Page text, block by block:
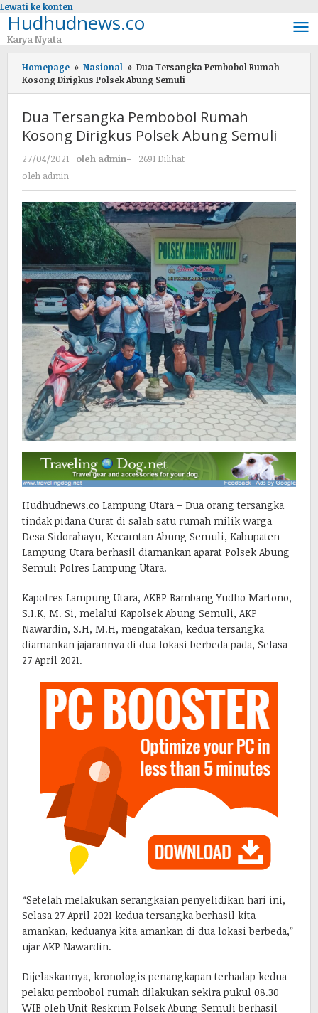
Lewati ke konten
Hudhudnews.co
Karya Nyata
Homepage » Nasional » Dua Tersangka Pembobol Rumah
Kosong Dirigkus Polsek Abung Semuli
Dua Tersangka Pembobol Rumah
Kosong Dirigkus Polsek Abung Semuli
27/04/2021 oleh admin-
2691 Dilihat
oleh admin
Hudhudnews.co Lampung Utara – Dua orang tersangka
tindak pidana Curat di salah satu rumah milik warga
Desa Sidorahayu, Kecamtan Abung Semuli, Kabupaten
Lampung Utara berhasil diamankan aparat Polsek Abung
Semuli Polres Lampung Utara.
Kapolres Lampung Utara, AKBP Bambang Yudho Martono,
S.I.K, M. Si, melalui Kapolsek Abung Semuli, AKP
Nawardin, S.H, M.H, mengatakan, kedua tersangka
diamankan jajarannya di dua lokasi berbeda pada, Selasa
27 April 2021.
“Setelah melakukan serangkaian penyelidikan hari ini,
Selasa 27 April 2021 kedua tersangka berhasil kita
amankan, keduanya kita amankan di dua lokasi berbeda,”
ujar AKP Nawardin.
Dijelaskannya, kronologis penangkapan terhadap kedua
pelaku pembobol rumah dilakukan sekira pukul 08.30
WIB oleh Unit Reskrim Polsek Abung Semuli berhasil